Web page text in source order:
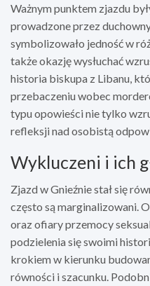
Ważnym punktem zjazdu
prowadzone przez
symbolizowało jedność w
także okazję wysłuchać
historia biskupa z Libanu,
przebaczeniu wobec
typu opowieści nie tylko
refleksji nad osobistą
Wykluczeni i ich
Zjazd w Gnieźnie stał się
często są marginalizowani.
oraz ofiary przemocy
podzielenia się swoimi
krokiem w kierunku
równości i szacunku.